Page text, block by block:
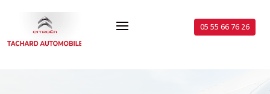
05 55 66 76 26